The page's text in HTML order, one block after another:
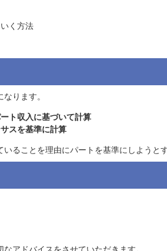
結果をまとめた資料です。
サスによれば、女性の平均年収（学
方法があります。
方法
減らしていく方法
場合
下のようになります。
：
ートをしていることを理由にパート